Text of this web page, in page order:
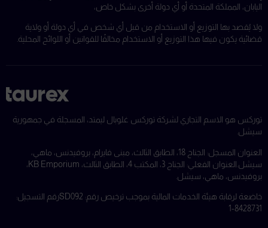
اليابان، المملكة المتحدة أو أي دولة أخرى بشكل خاص،
ولا يُقصد بها التوزيع أو الاستخدام من قبل أي شخص في أي دولة أو ولاية
قضائية يكون فيها هذا التوزيع أو الاستخدام مخالفًا للقوانين أو اللوائح المحلية.
توركس هو الاسم التجاري لشركة توركس غلوبال ليمتد، المسجلة في جمهورية
سيشل.
العنوان المسجل: الجناح 18، الطابق الثالث، مبنى فايرام، بروفيدنس، ماهي،
سيشل.
العنوان الفعلي: الجناح 3، المكتب 4، الطابق الثالث، KB Emporium،
بروفيدنس، ماهي، سيشل.
خاضعة لرقابة هيئة الخدمات المالية بموجب ترخيص رقم: SD092
رقم التسجيل:
8428731-1